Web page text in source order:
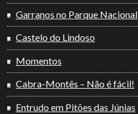
Garranos no Parque Nacional
Castelo do Lindoso
Momentos
Cabra-Montês – Não é fácil!
Entrudo em Pitões das Júnias